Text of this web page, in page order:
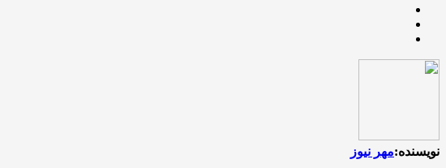
نویسنده:مهر نیوز